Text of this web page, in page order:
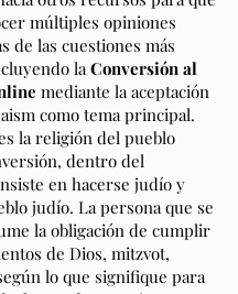
múltiples opiniones
de las cuestiones más
laConversión al
mediante la aceptación
como tema principal.
la religión del pueblo
dentro del
en hacerse judío y
judío. La persona que se
la obligación de cumplir
de Dios, mitzvot,
lo que signifique para